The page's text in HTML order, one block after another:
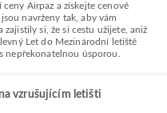
Airpaz a získejte cenově
navrženy tak, aby vám
si, že si cestu užijete, aniž
Let do Mezinárodní letiště
nepřekonatelnou úsporou.
vzrušujícím letišti